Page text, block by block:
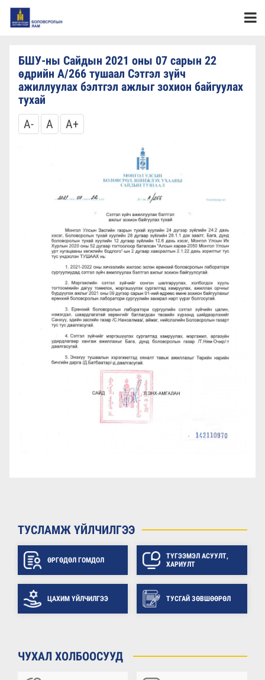
БШУ-ны Сайдын 2021 оны 07 сарын 22
өдрийн А/266 тушаал Сэтгэл зүйч
ажиллуулах бэлтгэл ажлыг зохион байгуулах
тухай
A-
A A+
ТУСЛАМЖ ҮЙЛЧИЛГЭЭ
ӨРГӨДӨЛ ГОМДОЛ
ТҮГЭЭМЭЛ АСУУЛТ,
ХАРИУЛТ
ЦАХИМ ҮЙЛЧИЛГЭЭ ТУСГАЙ ЗӨВШӨӨРӨЛ
ЧУХАЛ ХОЛБООСУУД